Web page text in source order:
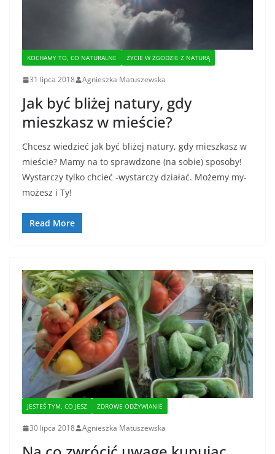
KOCHAMY TO, CO NATURALNE ŻYCIE W ZGODZIE Z NATURĄ
31 lipca 2018 Agnieszka Matuszewska
Jak być bliżej natury, gdy
mieszkasz w mieście?
Chcesz wiedzieć jak być bliżej natury, gdy mieszkasz w
mieście? Mamy na to sprawdzone (na sobie) sposoby!
Wystarczy tylko chcieć -wystarczy działać. Możemy my-
możesz i Ty!
Read More
JESTEŚ TYM, CO JESZ ZDROWE ODŻYWIANIE
30 lipca 2018 Agnieszka Matuszewska